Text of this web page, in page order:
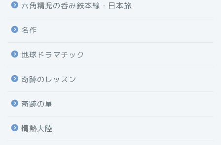
六角精児の呑み鉄本線・日本旅
名作
地球ドラマチック
奇跡のレッスン
奇跡の星
情熱大陸